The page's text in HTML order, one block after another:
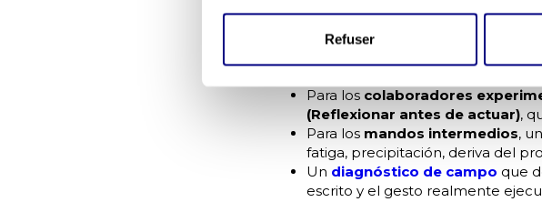
Refuser
Para losnuevos empleados y el
Para los colaboradores
(Reflexionar antes de actuar),
Para los mandos intermedios,
fatiga, precipitación, deriva del
Un diagnóstico de campo que
escrito y el gesto realmente